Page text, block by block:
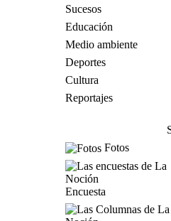
Sucesos
Educación
Medio ambiente
Deportes
Cultura
Reportajes
Fotos
Encuesta